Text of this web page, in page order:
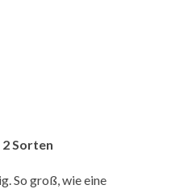
Sorten
So groß, wie eine